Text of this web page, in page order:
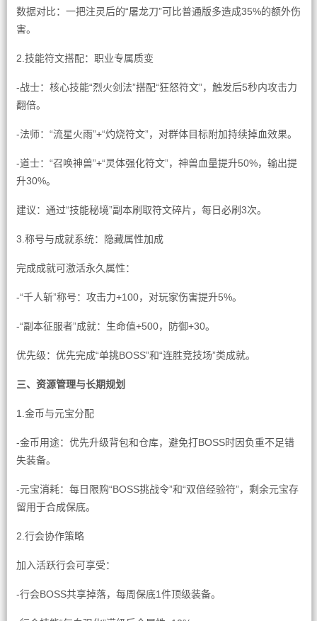
数据对比：一把注灵后的“屠龙刀”可比普通版多造成35%的额外伤
害。
2.技能符文搭配：职业专属质变
-战士：核心技能“烈火剑法”搭配“狂怒符文”，触发后5秒内攻击力
翻倍。
-法师：“流星火雨”+“灼烧符文”，对群体目标附加持续掉血效果。
-道士：“召唤神兽”+“灵体强化符文”，神兽血量提升50%，输出提
升30%。
建议：通过“技能秘境”副本刷取符文碎片，每日必刷3次。
3.称号与成就系统：隐藏属性加成
完成成就可激活永久属性：
-“千人斩”称号：攻击力+100，对玩家伤害提升5%。
-“副本征服者”成就：生命值+500，防御+30。
优先级：优先完成“单挑BOSS”和“连胜竞技场”类成就。
三、资源管理与长期规划
1.金币与元宝分配
-金币用途：优先升级背包和仓库，避免打BOSS时因负重不足错
失装备。
-元宝消耗：每日限购“BOSS挑战令”和“双倍经验符”，剩余元宝存
留用于合成保底。
2.行会协作策略
加入活跃行会可享受：
-行会BOSS共享掉落，每周保底1件顶级装备。